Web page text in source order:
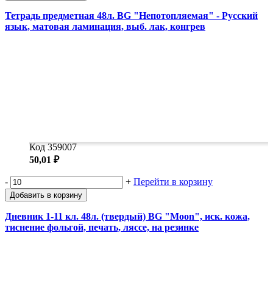
Тетрадь предметная 48л. BG "Непотопляемая" - Русский
язык, матовая ламинация, выб. лак, конгрев
Код 359007
50,01 ₽
- + Перейти в корзину
Добавить в корзину
Дневник 1-11 кл. 48л. (твердый) BG "Moon", иск. кожа,
тиснение фольгой, печать, ляссе, на резинке